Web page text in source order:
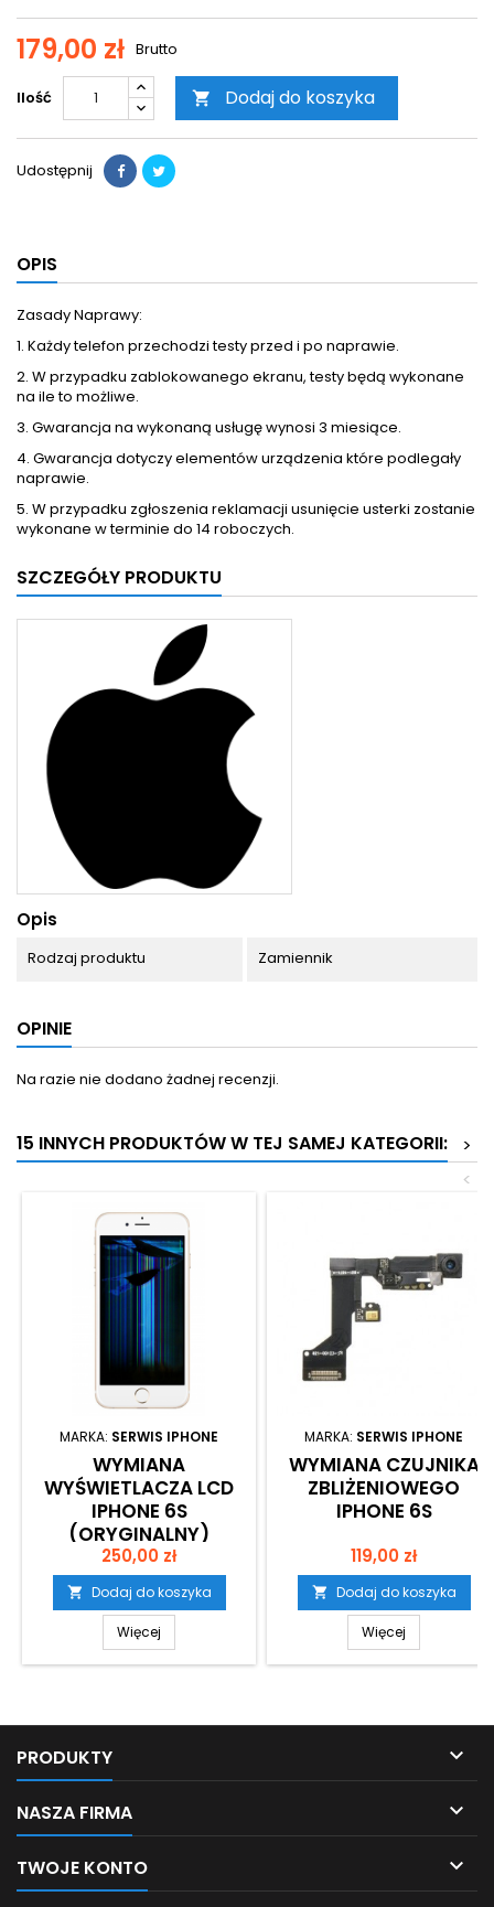
179,00 zł Brutto
Ilość  Dodaj do koszyka
Udostępnij
OPIS
Zasady Naprawy:
1. Każdy telefon przechodzi testy przed i po naprawie.
2. W przypadku zablokowanego ekranu, testy będą wykonane
na ile to możliwe.
3. Gwarancja na wykonaną usługę wynosi 3 miesiące.
4. Gwarancja dotyczy elementów urządzenia które podlegały
naprawie.
5. W przypadku zgłoszenia reklamacji usunięcie usterki zostanie
wykonane w terminie do 14 roboczych.
SZCZEGÓŁY PRODUKTU
Opis
Rodzaj produktu Zamiennik
OPINIE
Na razie nie dodano żadnej recenzji.
15 INNYCH PRODUKTÓW W TEJ SAMEJ KATEGORII:
>
<
MARKA: SERWIS IPHONE
WYMIANA
WYŚWIETLACZA LCD
IPHONE 6S
(ORYGINALNY)
Cena
250,00 zł
 Dodaj do koszyka
Więcej
MARKA: SERWIS IPHONE
WYMIANA CZUJNIKA
ZBLIŻENIOWEGO
IPHONE 6S
Cena
119,00 zł
 Dodaj do koszyka
Więcej
PRODUKTY 
NASZA FIRMA 
TWOJE KONTO 